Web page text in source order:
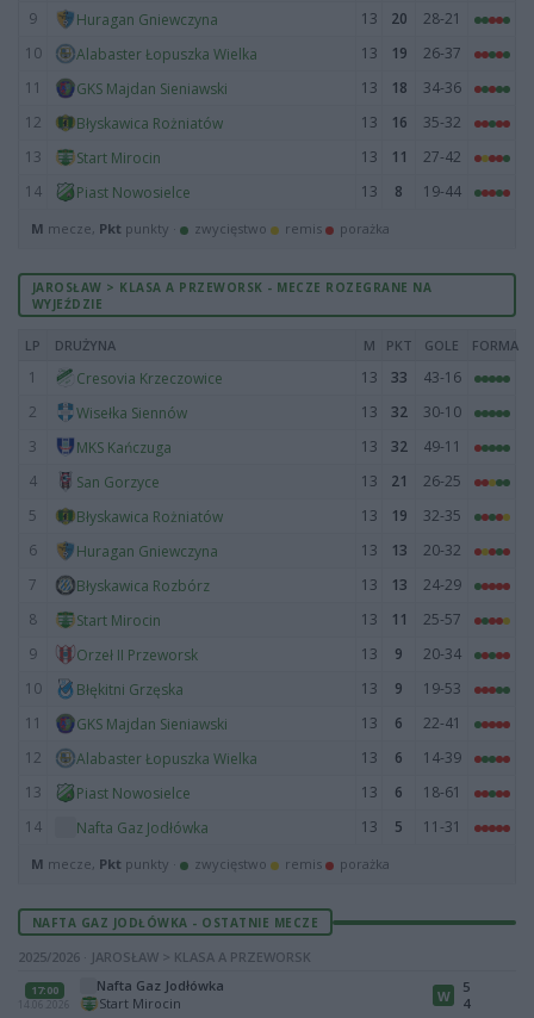
9 Huragan Gniewczyna 13 20
28-21
10
Alabaster Łopuszka Wielka 13 19
26-37
11
GKS Majdan Sieniawski 13 18
34-36
12
Błyskawica Rożniatów 13 16
35-32
13
Start Mirocin 13 11
27-42
14
Piast Nowosielce 13 8 19-44
M mecze, Pkt punkty · zwycięstwo remis porażka
JAROSŁAW > KLASA A PRZEWORSK - MECZE ROZEGRANE NA
WYJEŹDZIE
LP DRUŻYNA M PKT GOLE FORMA
1 Cresovia Krzeczowice 13 33
43-16
2
Wisełka Siennów 13 32
30-10
3
MKS Kańczuga 13 32
49-11
4
San Gorzyce 13 21
26-25
5
Błyskawica Rożniatów 13 19
32-35
6
Huragan Gniewczyna 13 13
20-32
7
Błyskawica Rozbórz 13 13
24-29
8
Start Mirocin 13 11
25-57
9
Orzeł II Przeworsk 13 9
20-34
10
Błękitni Grzęska 13 9
19-53
11
GKS Majdan Sieniawski 13 6
22-41
12
Alabaster Łopuszka Wielka 13 6
14-39
13
Piast Nowosielce 13 6
18-61
14
Nafta Gaz Jodłówka 13 5 11-31
M mecze, Pkt punkty · zwycięstwo remis porażka
NAFTA GAZ JODŁÓWKA - OSTATNIE MECZE
2025/2026 · JAROSŁAW > KLASA A PRZEWORSK
17:00
14.06.2026
Nafta Gaz Jodłówka
Start Mirocin
W
5
4